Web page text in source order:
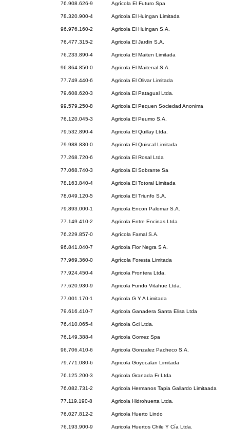
76.908.626-9 Agrícola El Futuro Spa
78.320.900-4 Agricola El Huingan Limitada
96.976.160-2 Agricola El Huingan S.A.
76.477.315-2 Agricola El Jardin S.A.
76.233.890-4 Agricola El Maiten Limitada
96.864.850-0 Agricola El Maitenal S.A.
77.749.440-6 Agricola El Olivar Limitada
79.608.620-3 Agricola El Patagual Ltda.
99.579.250-8 Agricola El Pequen Sociedad Anonima
76.120.045-3 Agricola El Peumo S.A.
79.532.890-4 Agricola El Quillay Ltda.
79.988.830-0 Agricola El Quiscal Limitada
77.268.720-6 Agricola El Rosal Ltda
77.068.740-3 Agricola El Sobrante Sa
78.163.840-4 Agricola El Totoral Limitada
78.049.120-5 Agricola El Triunfo S.A.
79.893.000-1 Agricola Encon Palomar S.A.
77.149.410-2 Agricola Entre Encinas Ltda
76.229.857-0 Agrícola Famal S.A.
96.841.040-7 Agricola Flor Negra S A.
77.969.360-0 Agrícola Foresta Limitada
77.924.450-4 Agricola Frontera Ltda.
77.620.930-9 Agricola Fundo Vitahue Ltda.
77.001.170-1 Agricola G Y A Limitada
79.616.410-7 Agricola Ganadera Santa Elisa Ltda
76.410.065-4 Agricola Gci Ltda.
76.149.388-4 Agricola Gomez Spa
96.706.410-6 Agricola Gonzalez Pacheco S.A.
79.771.080-6 Agricola Goyocalan Limitada
76.125.200-3 Agricola Granada Fr Ltda
76.082.731-2 Agricola Hermanos Tapia Gallardo Limitaada
77.119.190-8 Agricola Hidrohuerta Ltda.
76.027.812-2 Agricola Huerto Lindo
76.193.900-9 Agricola Huertos Chile Y Cía Ltda.